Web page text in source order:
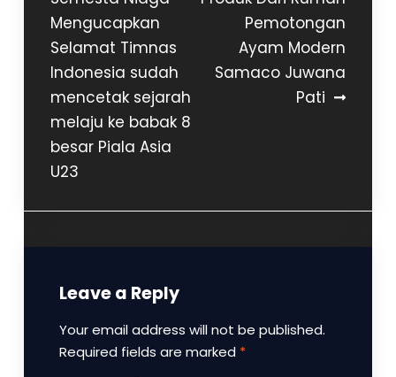
Mengucapkan
Selamat Timnas
Indonesia sudah
mencetak sejarah
melaju ke babak 8
besar Piala Asia
U23
Pemotongan
Ayam Modern
Samaco Juwana
Pati
Leave a Reply
Your email address will not be published.
Required fields are marked *